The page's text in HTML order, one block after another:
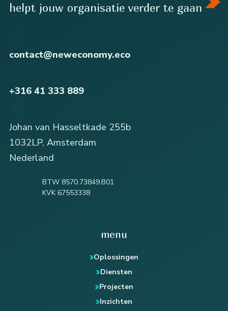
helpt jouw organisatie verder te gaan
contact@neweconomy.eco
+316 41 333 889
Johan van Hasseltkade 255b
1032LP, Amsterdam
Nederland
BTW 8570.73849.B01
KVK 67553338
menu
Oplossingen
Diensten
Projecten
Inzichten